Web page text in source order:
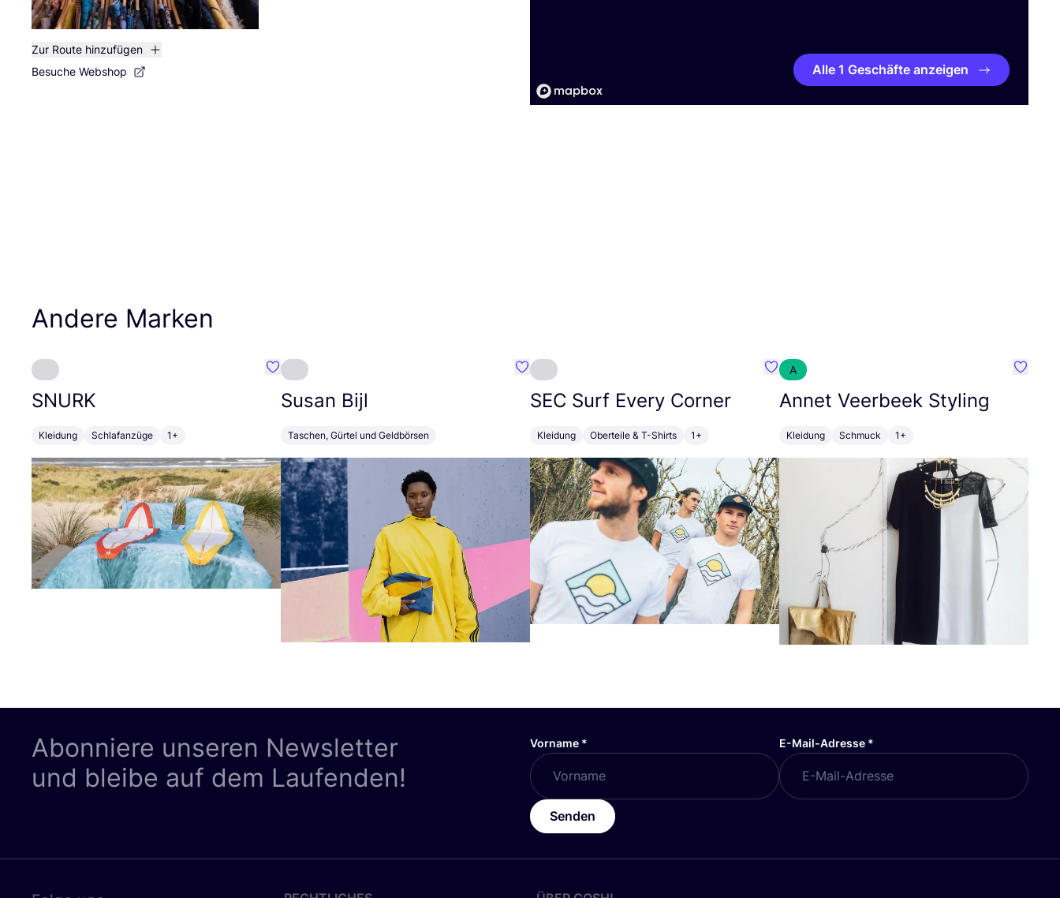
Zur Route hinzufügen
Besuche Webshop
Alle 1 Geschäfte anzeigen
Andere Marken
SNURK
Kleidung Schlafanzüge 1+
Favorit SNURK
Susan Bijl
Taschen, Gürtel und Geldbörsen
Favorit Susan Bijl
SEC Surf Every Corner
Kleidung Oberteile & T-Shirts 1+
Favorit SEC Surf Every Corner
A
Annet Veerbeek Styling
Kleidung Schmuck 1+
Favorit
Abonniere unseren Newsletter
und bleibe auf dem Laufenden!
Vorname * E-Mail-Adresse *
Senden